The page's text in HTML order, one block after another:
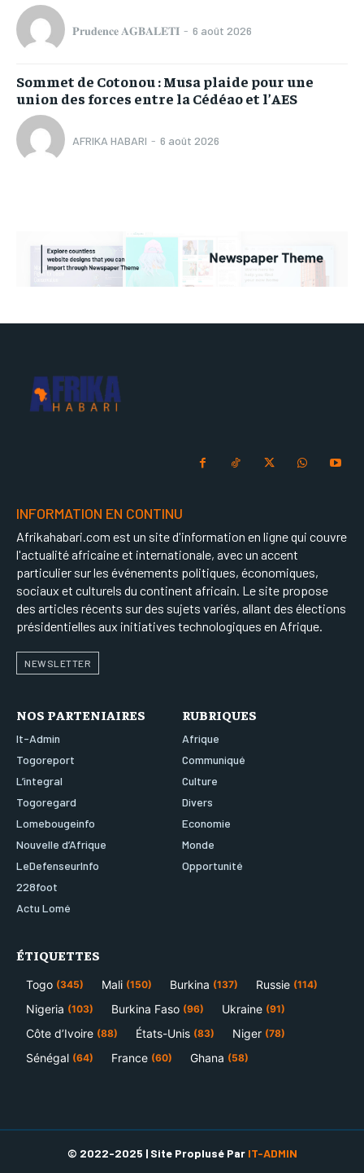
𝐏𝐫𝐮𝐝𝐞𝐧𝐜𝐞 𝐀𝐆𝐁𝐀𝐋𝐄𝐓𝐈 - 6 août 2026
Sommet de Cotonou : Musa plaide pour une
union des forces entre la Cédéao et l’AES
AFRIKA HABARI - 6 août 2026
INFORMATION EN CONTINU
Afrikahabari.com est un site d'information en ligne qui couvre
l'actualité africaine et internationale, avec un accent
particulier sur les événements politiques, économiques,
sociaux et culturels du continent africain. Le site propose
des articles récents sur des sujets variés, allant des élections
présidentielles aux initiatives technologiques en Afrique.
NEWSLETTER
NOS PARTENIAIRES
It-Admin
Togoreport
L’integral
Togoregard
Lomebougeinfo
Nouvelle d’Afrique
LeDefenseurInfo
228foot
Actu Lomé
RUBRIQUES
Afrique
Communiqué
Culture
Divers
Economie
Monde
Opportunité
ÉTIQUETTES
Togo (345) Mali (150) Burkina (137) Russie (114)
Nigeria (103) Burkina Faso (96) Ukraine (91)
Côte d’Ivoire (88) États-Unis (83) Niger (78)
Sénégal (64) France (60) Ghana (58)
© 2022-2025 | Site Proplusé Par IT-ADMIN